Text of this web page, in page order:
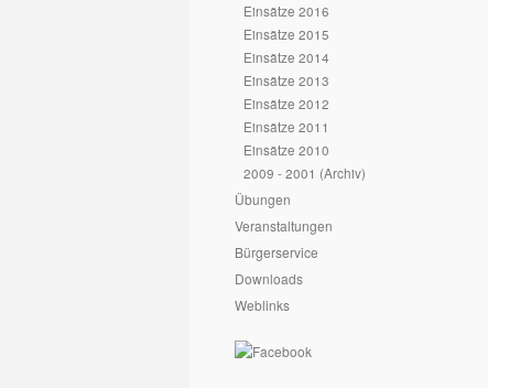
Einsätze 2016
Einsätze 2015
Einsätze 2014
Einsätze 2013
Einsätze 2012
Einsätze 2011
Einsätze 2010
2009 - 2001 (Archiv)
Übungen
Veranstaltungen
Bürgerservice
Downloads
Weblinks